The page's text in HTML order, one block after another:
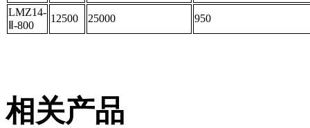
LMZ14-
Ⅱ-800
12500 25000 950
相关产品